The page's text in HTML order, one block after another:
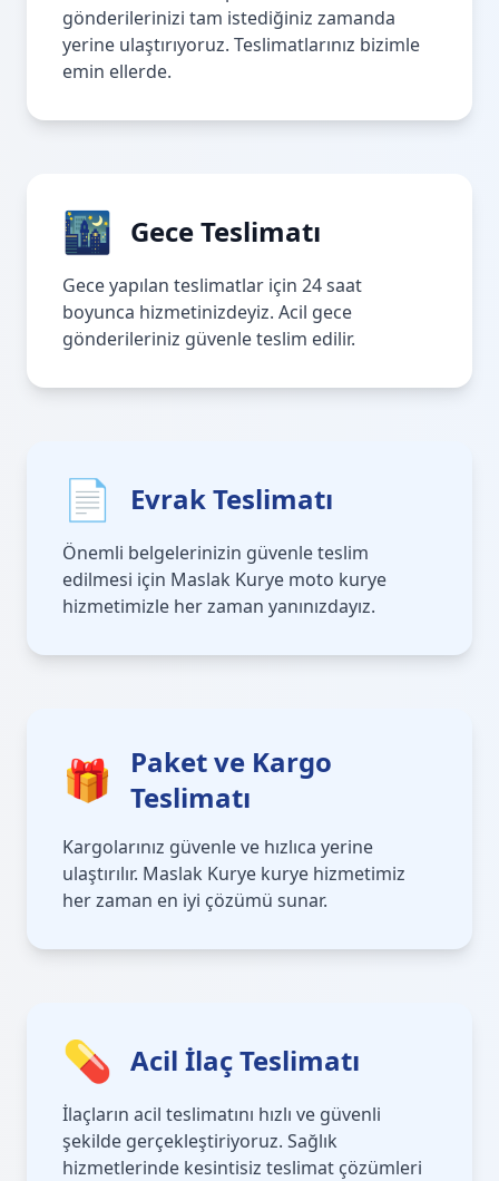
gönderilerinizi tam istediğiniz zamanda
yerine ulaştırıyoruz. Teslimatlarınız bizimle
emin ellerde.
🌃 Gece Teslimatı
Gece yapılan teslimatlar için 24 saat
boyunca hizmetinizdeyiz. Acil gece
gönderileriniz güvenle teslim edilir.
📄 Evrak Teslimatı
Önemli belgelerinizin güvenle teslim
edilmesi için Maslak Kurye moto kurye
hizmetimizle her zaman yanınızdayız.
🎁
Paket ve Kargo
Teslimatı
Kargolarınız güvenle ve hızlıca yerine
ulaştırılır. Maslak Kurye kurye hizmetimiz
her zaman en iyi çözümü sunar.
💊 Acil İlaç Teslimatı
İlaçların acil teslimatını hızlı ve güvenli
şekilde gerçekleştiriyoruz. Sağlık
hizmetlerinde kesintisiz teslimat çözümleri